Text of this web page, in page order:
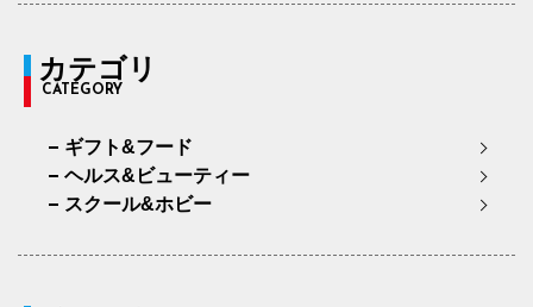
カテゴリ
CATEGORY
ギフト&フード
ヘルス&ビューティー
スクール&ホビー